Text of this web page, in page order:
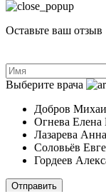
Оставьте ваш отзыв
Выберите врача
Добров
Огнева Елена
Лазарева
Соловьёв
Гордеев
Отправить